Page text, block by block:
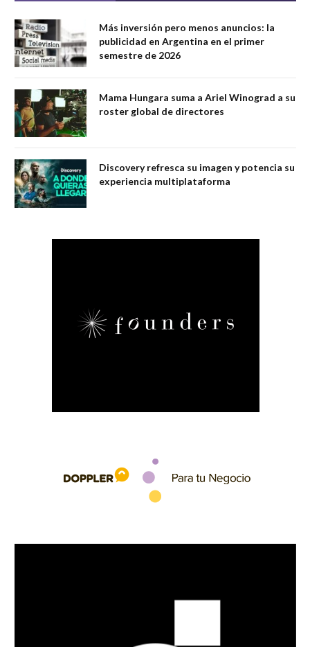
Más inversión pero menos anuncios: la
publicidad en Argentina en el primer
semestre de 2026
Mama Hungara suma a Ariel Winograd a su
roster global de directores
Discovery refresca su imagen y potencia su
experiencia multiplataforma